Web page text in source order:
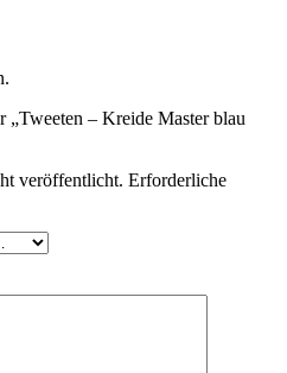
„Tweeten – Kreide Master blau
veröffentlicht. Erforderliche